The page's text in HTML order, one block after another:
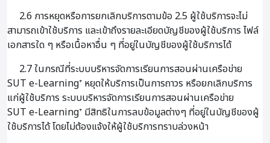
2.6 การหยุดหรือการยกเลิกบริการตามข้อ 2.5 ผู้ใช้บริการจะไม่
สามารถเข้าใช้บริการ และเข้าถึงรายละเอียดบัญชีของผู้ใช้บริการ ไฟล์
เอกสารใด ๆ หรือเนื้อหาอื่น ๆ ที่อยู่ในบัญชีของผู้ใช้บริการได้
2.7 ในกรณีที่ระบบบริหารจัดการเรียนการสอนผ่านเครือข่าย
SUT e-Learning⁺ หยุดให้บริการเป็นการถาวร หรือยกเลิกบริการ
แก่ผู้ใช้บริการ ระบบบริหารจัดการเรียนการสอนผ่านเครือข่าย
SUT e-Learning⁺ มีสิทธิในการลบข้อมูลต่างๆ ที่อยู่ในบัญชีของผู้
ใช้บริการได้ โดยไม่ต้องแจ้งให้ผู้ใช้บริการทราบล่วงหน้า